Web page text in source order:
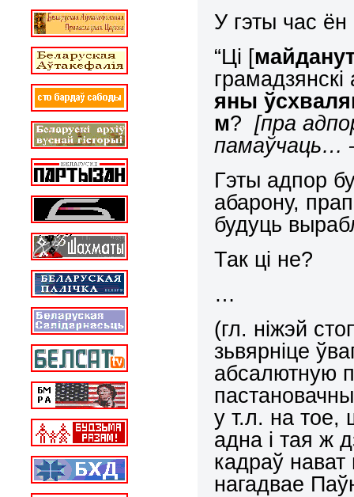
У гэты час
“Ці [
яны
м?[пра
памаўчаць…
Гэты адпор
абарону,
будуць
Так ці не?
…
(гл. ніжэй
зьвярніце
абсалютную
у т.л. на тое,
адна і тая ж
кадраў
нагадвае